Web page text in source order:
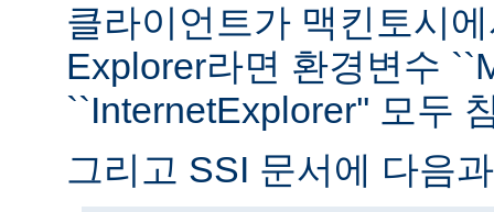
클라이언트가 맥킨토시
Explorer라면 환경변수
``InternetExplorer'' 모두
그리고 SSI 문서에 다음